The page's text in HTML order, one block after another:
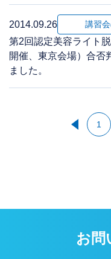
2014.09.26 講習
第2回認定美容ライト
開催、東京会場）合否
ました。
1
お問